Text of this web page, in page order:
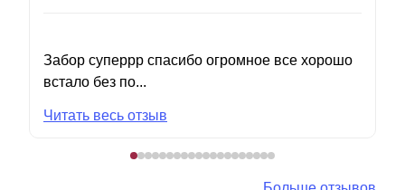
Забор суперрр спасибо огромное все хорошо
встало без по...
Читать весь отзыв